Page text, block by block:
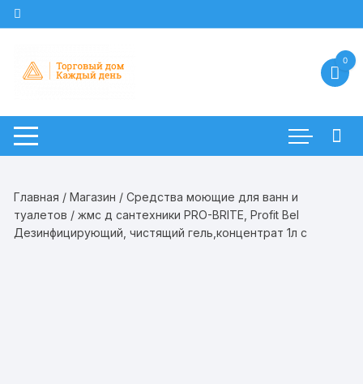
Перейти
к
0
Главная /Магазин /Средства моющие для ванн и
туалетов / жмс д сантехники PRO-BRITE, Profit Bel
Дезинфицирующий, чистящий гель,концентрат 1л с